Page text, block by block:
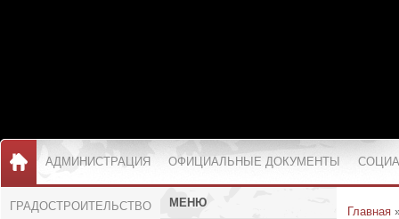
АДМИНИСТРАЦИЯ ОФИЦИАЛЬНЫЕ ДОКУМЕНТЫ
ГРАДОСТРОИТЕЛЬСТВО МЕНЮ
Главная